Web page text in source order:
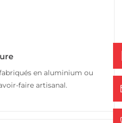
en aluminium ou
faire artisanal.